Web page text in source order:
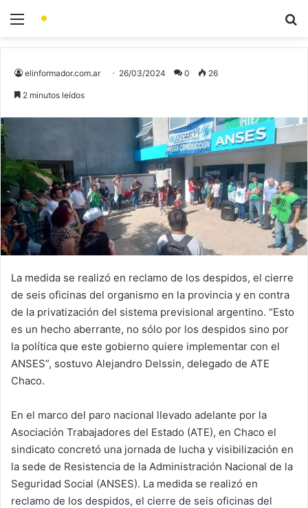
elinformador.com.ar 26/03/2024 0 26
2 minutos leídos
La medida se realizó en reclamo de los despidos, el cierre
de seis oficinas del organismo en la provincia y en contra
de la privatización del sistema previsional argentino. “Esto
es un hecho aberrante, no sólo por los despidos sino por
la política que este gobierno quiere implementar con el
ANSES”, sostuvo Alejandro Delssin, delegado de ATE
Chaco.
En el marco del paro nacional llevado adelante por la
Asociación Trabajadores del Estado (ATE), en Chaco el
sindicato concretó una jornada de lucha y visibilización en
la sede de Resistencia de la Administración Nacional de la
Seguridad Social (ANSES). La medida se realizó en
reclamo de los despidos, el cierre de seis oficinas del